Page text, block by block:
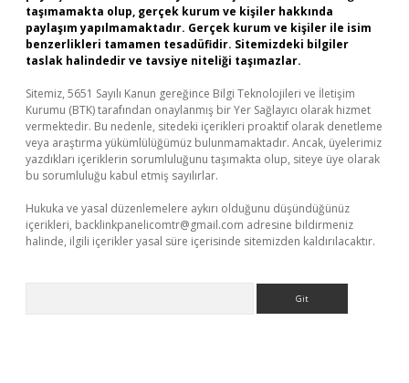
taşımamakta olup, gerçek kurum ve kişiler hakkında
paylaşım yapılmamaktadır. Gerçek kurum ve kişiler ile isim
benzerlikleri tamamen tesadüfidir. Sitemizdeki bilgiler
taslak halindedir ve tavsiye niteliği taşımazlar.
Sitemiz, 5651 Sayılı Kanun gereğince Bilgi Teknolojileri ve İletişim
Kurumu (BTK) tarafından onaylanmış bir Yer Sağlayıcı olarak hizmet
vermektedir. Bu nedenle, sitedeki içerikleri proaktif olarak denetleme
veya araştırma yükümlülüğümüz bulunmamaktadır. Ancak, üyelerimiz
yazdıkları içeriklerin sorumluluğunu taşımakta olup, siteye üye olarak
bu sorumluluğu kabul etmiş sayılırlar.
Hukuka ve yasal düzenlemelere aykırı olduğunu düşündüğünüz
içerikleri, backlinkpanelicomtr@gmail.com adresine bildirmeniz
halinde, ilgili içerikler yasal süre içerisinde sitemizden kaldırılacaktır.